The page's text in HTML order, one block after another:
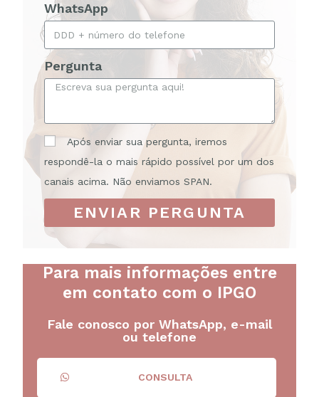
WhatsApp
Pergunta
Após enviar sua pergunta, iremos
respondê-la o mais rápido possível por um dos
canais acima. Não enviamos SPAN.
ENVIAR PERGUNTA
Para mais informações entre
em contato com o IPGO
Fale conosco por WhatsApp, e-mail
ou telefone
CONSULTA